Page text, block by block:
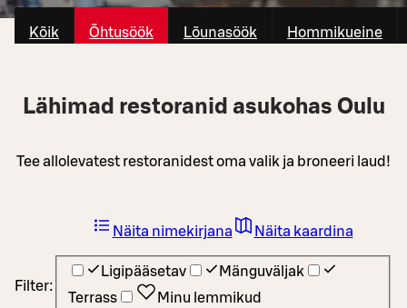
Kõik Õhtusöök Lõunasöök Hommikueine
Lähimad restoranid asukohas Oulu
Tee allolevatest restoranidest oma valik ja broneeri laud!
Filter:
Ligipääsetav
Mänguväljak
Terrass
Minu lemmikud
Näita nimekirjana Näita kaardina